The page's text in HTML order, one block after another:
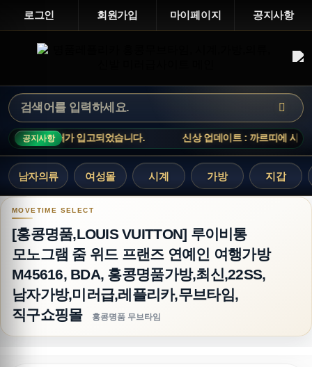
로그인 회원가입 마이페이지 공지사항
공지사항
계 총 27개가 입고되었습니다. 신상 업데이트 : 까르띠에 시계
남자의류 여성몰 시계 가방 지갑
[홍콩명품,LOUIS VUITTON] 루이비통 모노그램
[홍콩명품,LOUIS VUITTON] 루이비통
모노그램 줌 위드 프랜즈 연예인 여행가방
M45616, BDA, 홍콩명품가방,최신,22SS,
남자가방,미러급,레플리카,무브타임,
직구쇼핑몰
홍콩명품 무브타임